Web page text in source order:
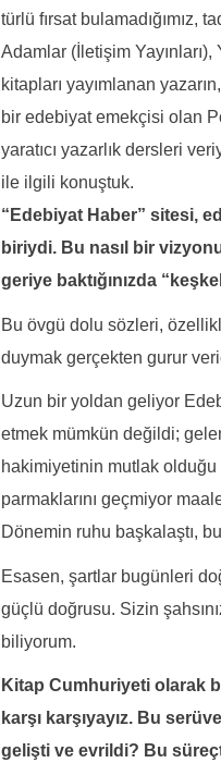
türlü fırsat bulamadığımız,
Adamlar (İletişim Yayınları),
kitapları yayımlanan
bir edebiyat emekçisi olan
yaratıcı yazarlık dersleri
ile ilgili konuştuk.
“Edebiyat Haber” sitesi,
biriydi. Bu nasıl bir
geriye baktığınızda
Bu övgü dolu sözleri,
duymak gerçekten gurur
Uzun bir yoldan geliyor
etmek mümkün değildi;
hakimiyetinin mutlak olduğu
parmaklarını geçmiyor
Dönemin ruhu başkalaştı,
Esasen, şartlar bugünleri
güçlü doğrusu. Sizin
biliyorum.
Kitap Cumhuriyeti olarak
karşı karşıyayız. Bu
gelişti ve evrildi? Bu